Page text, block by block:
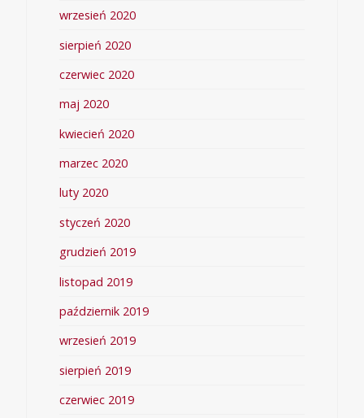
wrzesień 2020
sierpień 2020
czerwiec 2020
maj 2020
kwiecień 2020
marzec 2020
luty 2020
styczeń 2020
grudzień 2019
listopad 2019
październik 2019
wrzesień 2019
sierpień 2019
czerwiec 2019